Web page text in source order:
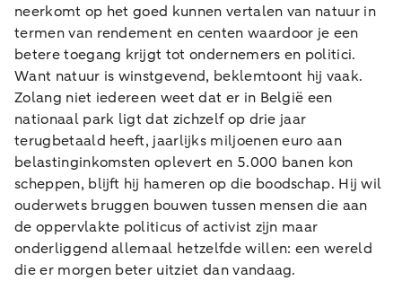
neerkomt op het goed kunnen vertalen van natuur in
termen van rendement en centen waardoor je een
betere toegang krijgt tot ondernemers en politici.
Want natuur is winstgevend, beklemtoont hij vaak.
Zolang niet iedereen weet dat er in België een
nationaal park ligt dat zichzelf op drie jaar
terugbetaald heeft, jaarlijks miljoenen euro aan
belastinginkomsten oplevert en 5.000 banen kon
scheppen, blijft hij hameren op die boodschap. Hij wil
ouderwets bruggen bouwen tussen mensen die aan
de oppervlakte politicus of activist zijn maar
onderliggend allemaal hetzelfde willen: een wereld
die er morgen beter uitziet dan vandaag.